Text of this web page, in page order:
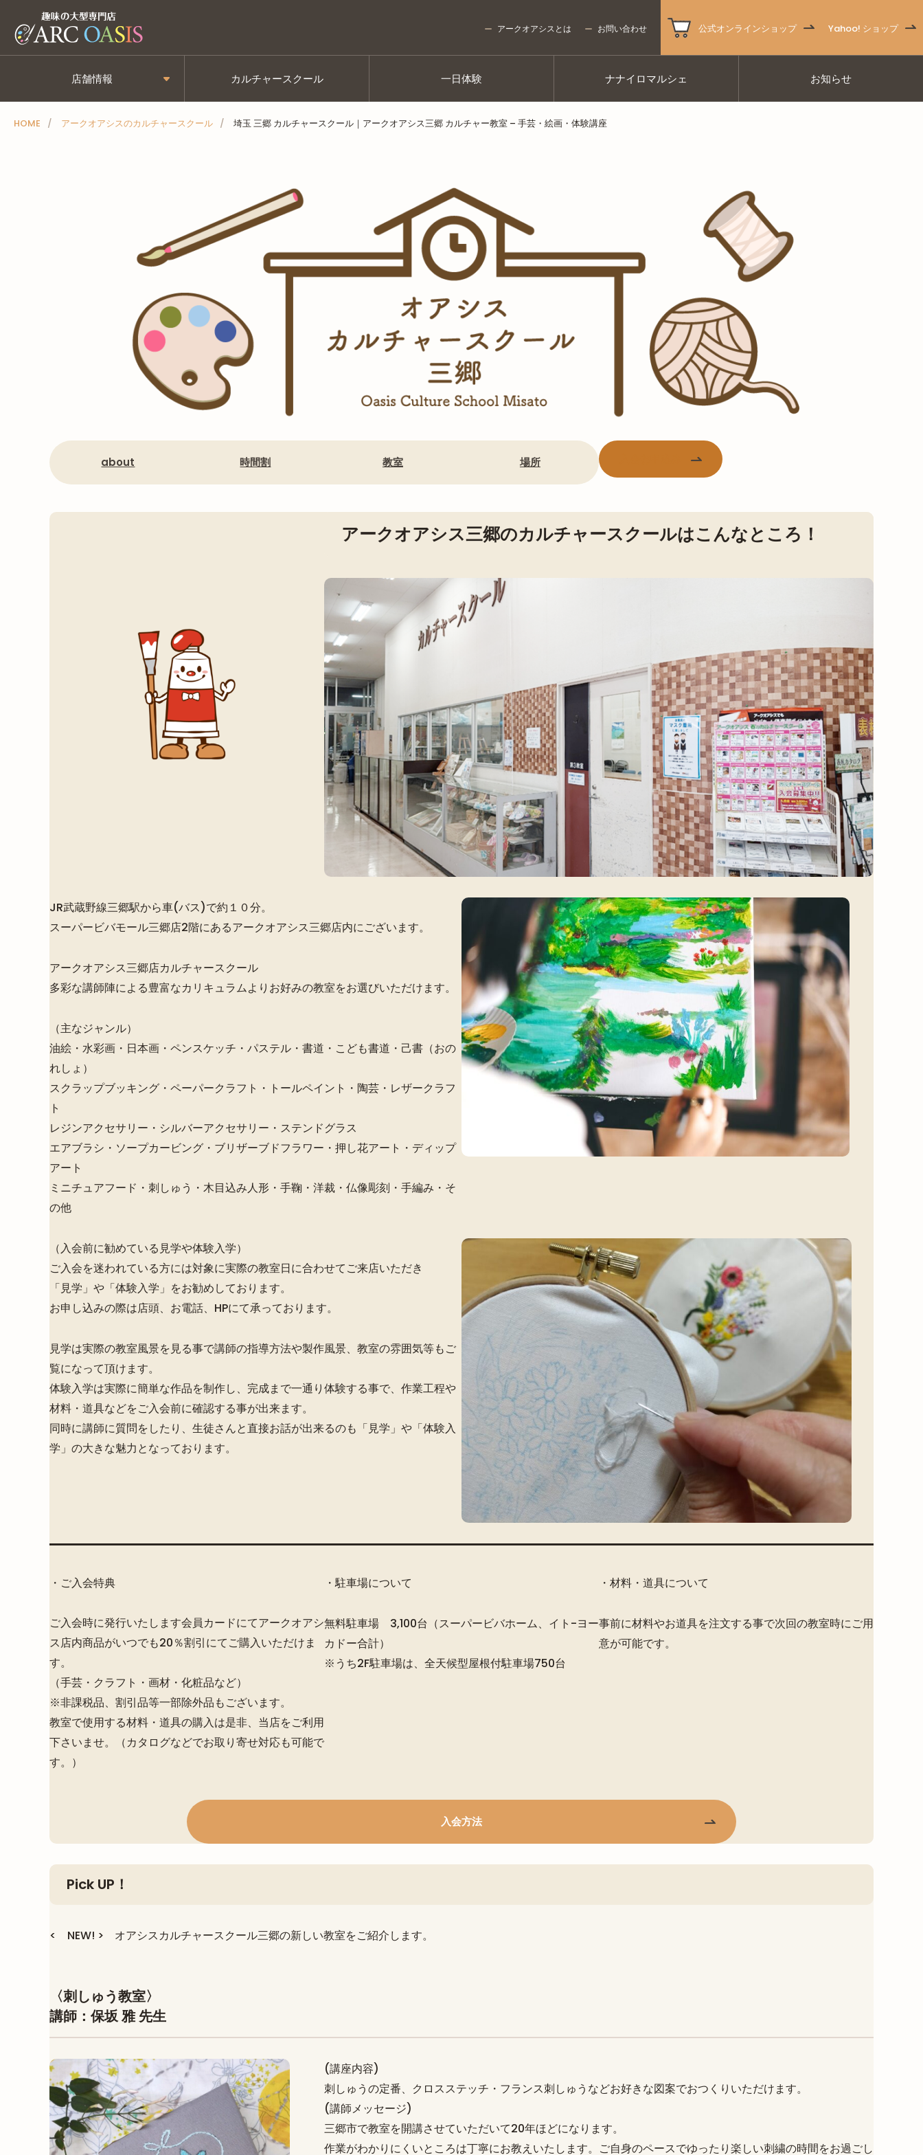
アークオアシスとは お問い合わせ 公式オンラインショップ Yahoo! ショップ
店舗情報 カルチャースクール 一日体験 ナナイロマルシェ お知らせ
HOME アークオアシスのカルチャースクール 埼玉 三郷 カルチャースクール｜アークオアシス三郷 カルチャー教室 – 手芸・絵画・体験講座
about 時間割 教室 場所
アークオアシス三郷のカルチャースクールはこんなところ！
JR武蔵野線三郷駅から車(バス)で約１０分。
スーパービバモール三郷店2階にあるアークオアシス三郷店内にございます。
アークオアシス三郷店カルチャースクール
多彩な講師陣による豊富なカリキュラムよりお好みの教室をお選びいただけます。
（主なジャンル）
油絵・水彩画・日本画・ペンスケッチ・パステル・書道・こども書道・己書（おの
れしょ）
スクラップブッキング・ペーパークラフト・トールペイント・陶芸・レザークラフ
ト
レジンアクセサリー・シルバーアクセサリー・ステンドグラス
エアブラシ・ソープカービング・ブリザーブドフラワー・押し花アート・ディップ
アート
ミニチュアフード・刺しゅう・木目込み人形・手鞠・洋裁・仏像彫刻・手編み・そ
の他
（入会前に勧めている見学や体験入学）
ご入会を迷われている方には対象に実際の教室日に合わせてご来店いただき
「見学」や「体験入学」をお勧めしております。
お申し込みの際は店頭、お電話、HPにて承っております。
見学は実際の教室風景を見る事で講師の指導方法や製作風景、教室の雰囲気等もご
覧になって頂けます。
体験入学は実際に簡単な作品を制作し、完成まで一通り体験する事で、作業工程や
材料・道具などをご入会前に確認する事が出来ます。
同時に講師に質問をしたり、生徒さんと直接お話が出来るのも「見学」や「体験入
学」の大きな魅力となっております。
・ご入会特典
ご入会時に発行いたします会員カードにてアークオアシ
ス店内商品がいつでも20％割引にてご購入いただけま
す。
（手芸・クラフト・画材・化粧品など）
※非課税品、割引品等一部除外品もございます。
教室で使用する材料・道具の購入は是非、当店をご利用
下さいませ。（カタログなどでお取り寄せ対応も可能で
す。）
・駐車場について
無料駐車場 3,100台（スーパービバホーム、イト-ヨー
カドー合計）
※うち2F駐車場は、全天候型屋根付駐車場750台
・材料・道具について
事前に材料やお道具を注文する事で次回の教室時にご用
意が可能です。
入会方法
Pick UP！
< NEW! > オアシスカルチャースクール三郷の新しい教室をご紹介します。
〈刺しゅう教室〉
講師：保坂 雅 先生
(講座内容)
刺しゅうの定番、クロスステッチ・フランス刺しゅうなどお好きな図案でおつくりいただけます。
(講師メッセージ)
三郷市で教室を開講させていただいて20年ほどになります。
作業がわかりにくいところは丁寧にお教えいたします。ご自身のペースでゆったり楽しい刺繍の時間をお過ごし